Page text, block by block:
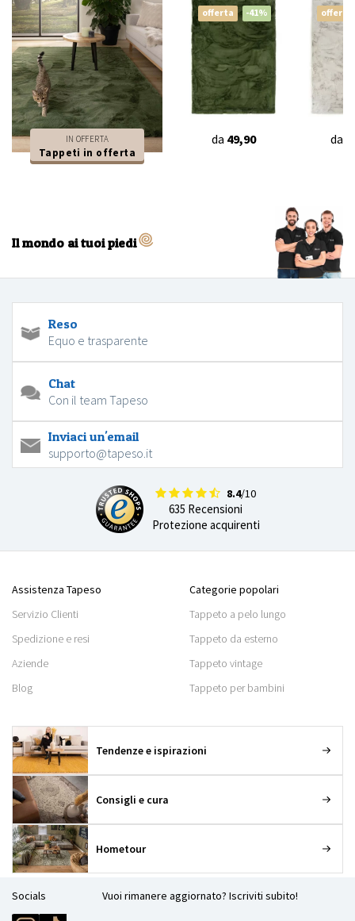
IN OFFERTA
Tappeti in offerta
offerta -41%
da 49,90
offerta
da
Il mondo ai tuoi piedi
Reso
Equo e trasparente
Chat
Con il team Tapeso
Inviaci un'email
supporto@tapeso.it
8.4/10
635 Recensioni
Protezione acquirenti
Assistenza Tapeso
Servizio Clienti
Spedizione e resi
Aziende
Blog
Categorie popolari
Tappeto a pelo lungo
Tappeto da esterno
Tappeto vintage
Tappeto per bambini
Tendenze e ispirazioni
Consigli e cura
Hometour
Socials Vuoi rimanere aggiornato? Iscriviti subito!